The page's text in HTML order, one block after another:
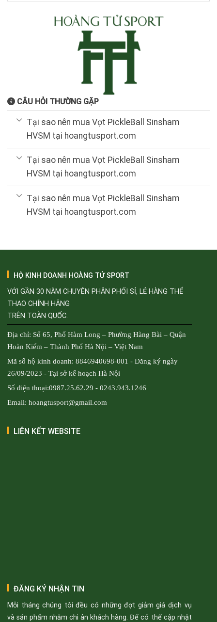
CÂU HỎI THƯỜNG GẶP
Tại sao nên mua Vợt PickleBall Sinsham
HVSM tại hoangtusport.com
Tại sao nên mua Vợt PickleBall Sinsham
HVSM tại hoangtusport.com
Tại sao nên mua Vợt PickleBall Sinsham
HVSM tại hoangtusport.com
HỘ KINH DOANH HOÀNG TỬ SPORT
VỚI GẦN 30 NĂM CHUYÊN PHÂN PHỐI SỈ, LẺ HÀNG THỂ
THAO CHÍNH HÃNG
TRÊN TOÀN QUỐC.
Địa chỉ: Số 65, Phố Hàm Long – Phường Hàng Bài – Quận
Hoàn Kiếm – Thành Phố Hà Nội – Việt Nam
Mã số hộ kinh doanh: 8846940698-001 - Đăng ký ngày
26/09/2023 - Tại sở kế hoạch Hà Nội
Số điện thoại:0987.25.62.29 - 0243.943.1246
Email: hoangtusport@gmail.com
LIÊN KẾT WEBSITE
ĐĂNG KÝ NHẬN TIN
Mỗi tháng chúng tôi đều có những đợt giảm giá dịch vụ
và sản phẩm nhằm chi ân khách hàng. Để có thể cập nhật